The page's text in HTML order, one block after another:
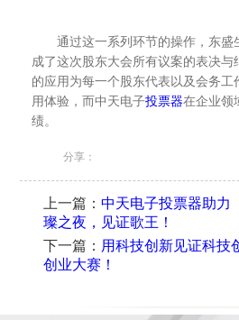
通过这一系列环节的操作，东盛
成了这次股东大会所有议案的表决与
的应用为每一个股东代表以及会务工
用体验，而中天电子投票器在企业领
绩。
分享：
上一篇： 中天电子投票器助力
璨之夜，见证歌王！
下一篇： 用科技创新见证科技
创业大赛！